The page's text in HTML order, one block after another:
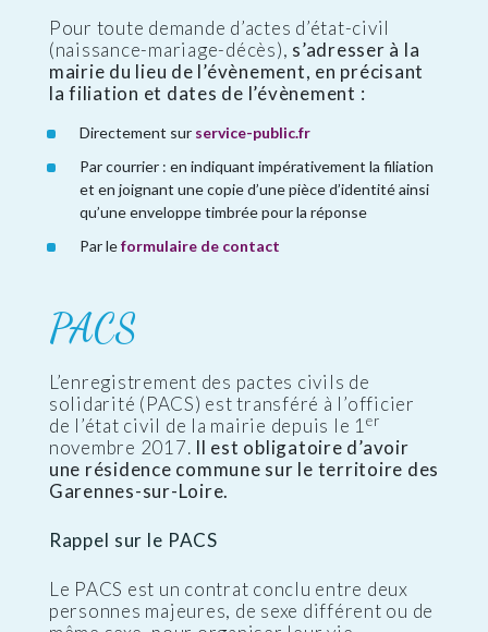
Pour toute demande d’actes d’état-civil
(naissance-mariage-décès), s’adresser à la
mairie du lieu de l’évènement, en précisant
la filiation et dates de l’évènement :
Directement sur service-public.fr
Par courrier : en indiquant impérativement la filiation
et en joignant une copie d’une pièce d’identité ainsi
qu’une enveloppe timbrée pour la réponse
Par leformulaire de contact
PACS
L’enregistrement des pactes civils de
solidarité (PACS) est transféré à l’officier
de l’état civil de la mairie depuis le 1 er
novembre 2017. Il est obligatoire d’avoir
une résidence commune sur le territoire des
Garennes-sur-Loire.
Rappel sur le PACS
Le PACS est un contrat conclu entre deux
personnes majeures, de sexe différent ou de